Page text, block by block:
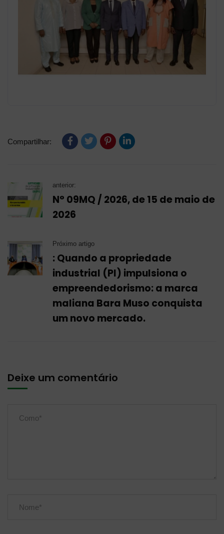
Compartilhar:
anterior:
N° 09MQ / 2026, de 15 de maio de
2026
Próximo artigo
: Quando a propriedade
industrial (PI) impulsiona o
empreendedorismo: a marca
maliana Bara Muso conquista
um novo mercado.
Deixe um comentário